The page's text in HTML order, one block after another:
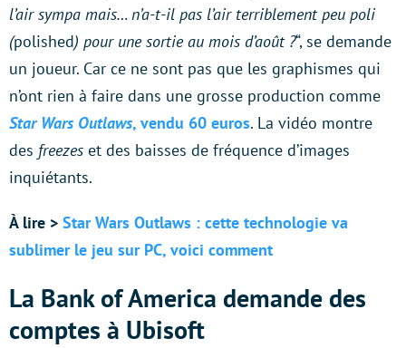
l’air sympa mais… n’a-t-il pas l’air terriblement peu poli
(polished) pour une sortie au mois d’août ?“, se demande
un joueur. Car ce ne sont pas que les graphismes qui
n’ont rien à faire dans une grosse production comme
Star Wars Outlaws, vendu 60 euros. La vidéo montre
des freezes et des baisses de fréquence d’images
inquiétants.
À lire > Star Wars Outlaws : cette technologie va
sublimer le jeu sur PC, voici comment
La Bank of America demande des
comptes à Ubisoft